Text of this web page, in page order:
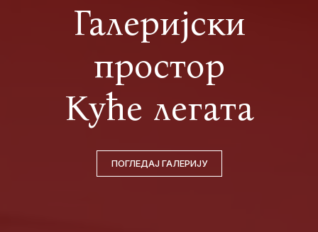
Галеријски
простор
Куће легата
ПОГЛЕДАЈ ГАЛЕРИЈУ